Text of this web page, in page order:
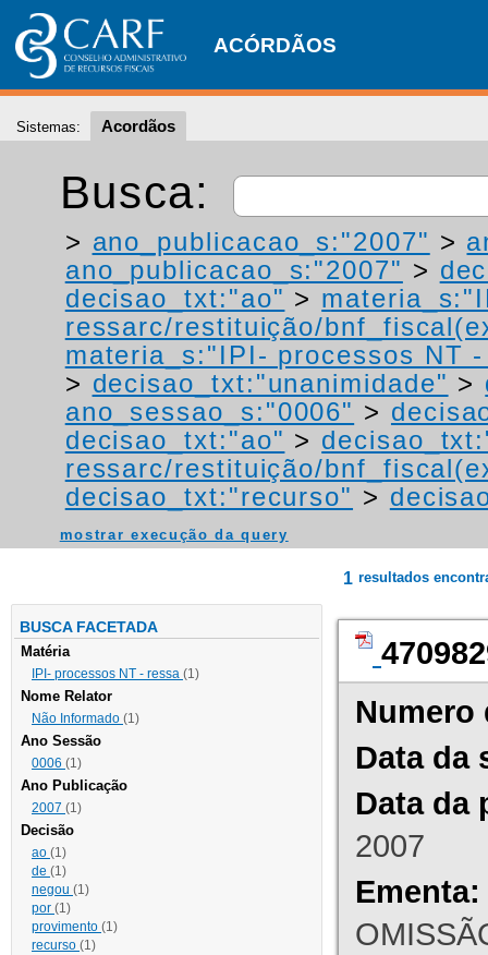
ACÓRDÃOS
Sistemas: Acordãos
Busca:
> ano_publicacao_s:"2007" >
ano_publicacao_s:"2007" >
decisao_txt:"ao" >
ressarc/restituição/
materia_s:"IPI- processos NT
> decisao_txt:"unanimidade" >
ano_sessao_s:"0006" >
decisao_txt:"ao" >
ressarc/restituição/
decisao_txt:"recurso" >
mostrar execução da query
BUSCA FACETADA
Matéria
IPI- processos NT - ressa (1)
Nome Relator
Não Informado (1)
Ano Sessão
0006 (1)
Ano Publicação
2007 (1)
Decisão
ao (1)
de (1)
negou (1)
por (1)
provimento (1)
recurso (1)
1 resultados
Numero
Data da
Data da
2007
Ementa: